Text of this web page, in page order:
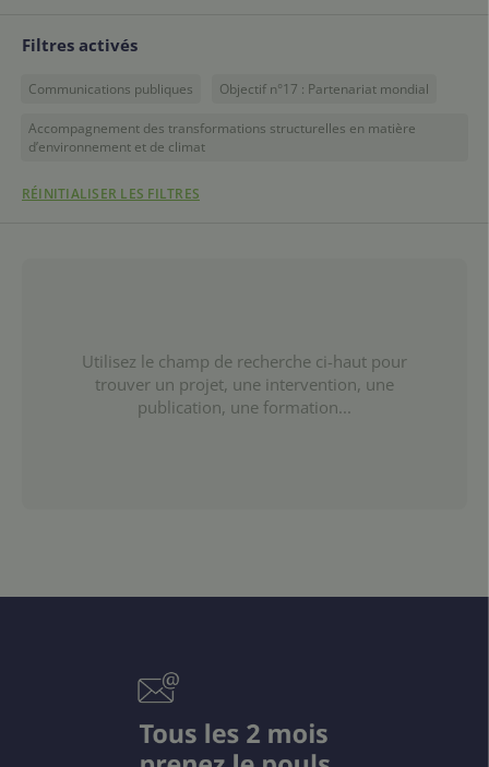
Filtres activés
Communications publiques Objectif n°17 : Partenariat mondial
Accompagnement des transformations structurelles en matière
d’environnement et de climat
RÉINITIALISER LES FILTRES
Utilisez le champ de recherche ci-haut pour
trouver un projet, une intervention, une
publication, une formation...